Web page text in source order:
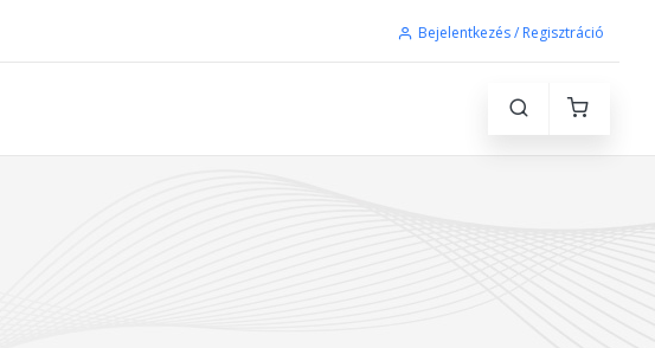
Bejelentkezés / Regisztráció